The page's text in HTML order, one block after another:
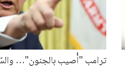
ترامب "أُصيب بالجنون"…